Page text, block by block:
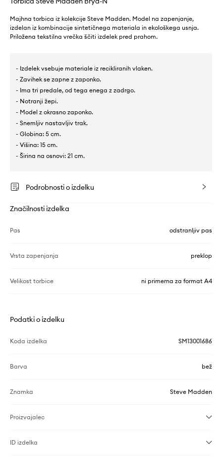
Majhna torbica iz kolekcije Steve Madden. Model na zapenjanje,
izdelan iz kombinacije sintetičnega materiala in ekološkega usnja.
Priložena tekstilna vrečka ščiti izdelek pred prahom.
- Izdelek vsebuje materiale iz recikliranih vlaken.
- Zavihek se zapne z zaponko.
- Ima tri predale, od tega enega z zadrgo.
- Notranji žepi.
- Model z okrasno zaponko.
- Snemljiv nastavljiv trak.
- Globina: 5 cm.
- Višina: 15 cm.
- Širina na osnovi: 21 cm.
Podrobnosti o izdelku
Značilnosti izdelka
Pas odstranljiv pas
Vrsta zapenjanja preklop
Velikost torbice ni primerna za format A4
Podatki o izdelku
Koda izdelka SM13001686
Barva bež
Znamka Steve Madden
Proizvajalec
ID izdelka